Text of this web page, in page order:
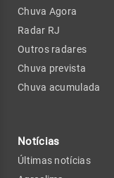
Chuva Agora
Radar RJ
Outros radares
Chuva prevista
Chuva acumulada
Notícias
Últimas notícias